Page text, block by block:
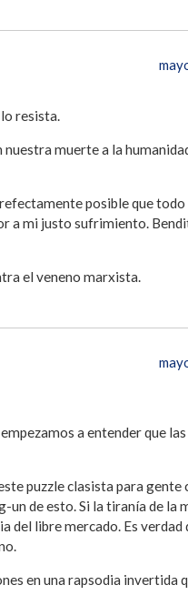
resista.
muerte a la
posible que
a mi justo sufrimiento.
el veneno marxista.
a entender que
puzzle clasista para gente
de esto. Si la tiranía de la
libre mercado. Es verdad
en una rapsodia invertida